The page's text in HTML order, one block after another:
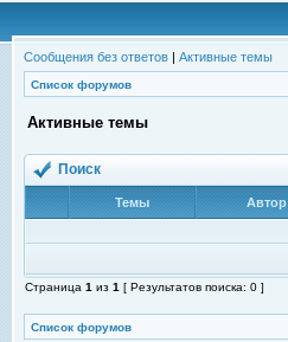
Сообщения без ответов | Активные темы
Список форумов
Активные темы
Поиск
Темы Автор
Страница 1 из 1 [ Результатов поиска: 0 ]
Список форумов